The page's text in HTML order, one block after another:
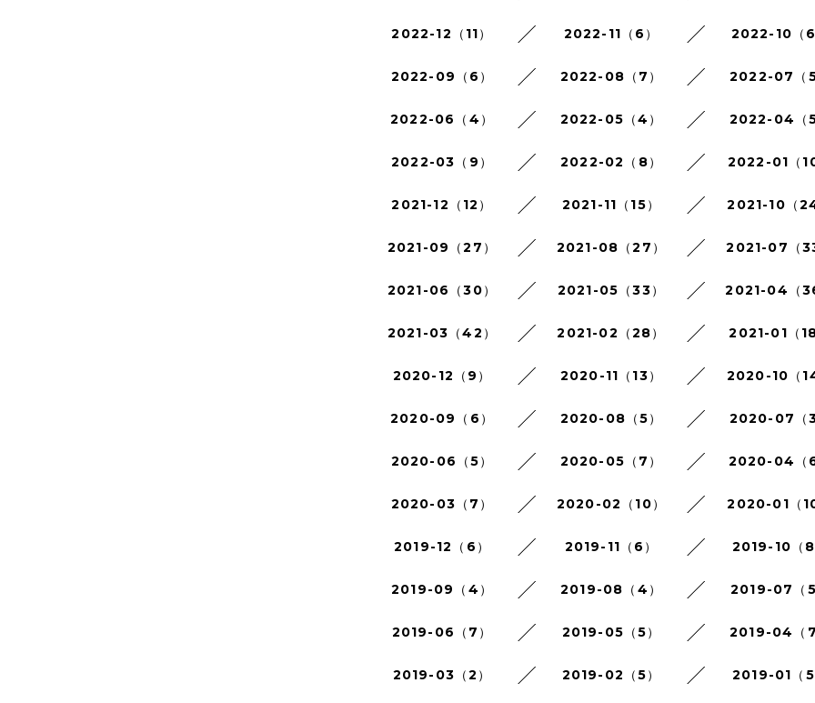
2022-12（11） 2022-11（6） 2022-10（6
2022-09（6） 2022-08（7） 2022-07（5
2022-06（4） 2022-05（4） 2022-04（5
2022-03（9） 2022-02（8） 2022-01（10
2021-12（12） 2021-11（15） 2021-10（24
2021-09（27） 2021-08（27） 2021-07（33
2021-06（30） 2021-05（33） 2021-04（
2021-03（42） 2021-02（28） 2021-01（18
2020-12（9） 2020-11（13） 2020-10（14
2020-09（6） 2020-08（5） 2020-07（3
2020-06（5） 2020-05（7） 2020-04（6
2020-03（7） 2020-02（10） 2020-01（10
2019-12（6） 2019-11（6） 2019-10（8
2019-09（4） 2019-08（4） 2019-07（5
2019-06（7） 2019-05（5） 2019-04（7
2019-03（2） 2019-02（5） 2019-01（5